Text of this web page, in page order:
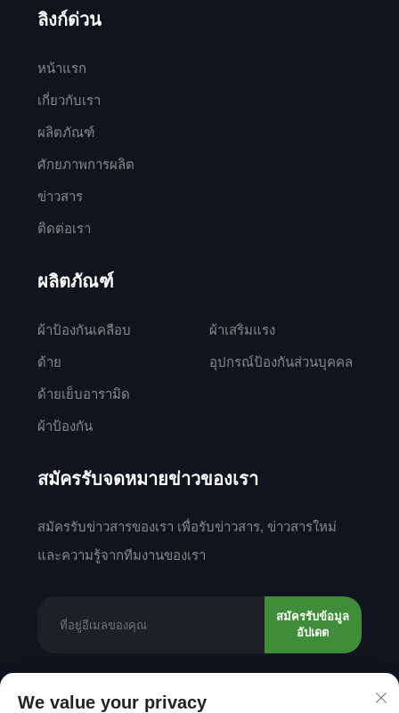
ลิงก์ด่วน
หน้าแรก
เกี่ยวกับเรา
ผลิตภัณฑ์
ศักยภาพการผลิต
ข่าวสาร
ติดต่อเรา
ผลิตภัณฑ์
ผ้าป้องกันเคลือบ
ด้าย
ด้ายเย็บอารามิด
ผ้าป้องกัน
ผ้าเสริมแรง
อุปกรณ์ป้องกันส่วนบุคคล
สมัครรับจดหมายข่าวของเรา
สมัครรับข่าวสารของเรา เพื่อรับข่าวสาร, ข่าวสารใหม่
และความรู้จากทีมงานของเรา
สมัครรับข้อมูล
อัปเดต
ลิขสิทธิ์ © 2025 โดย Shantou Mingda Textile Co.,
We value your privacy